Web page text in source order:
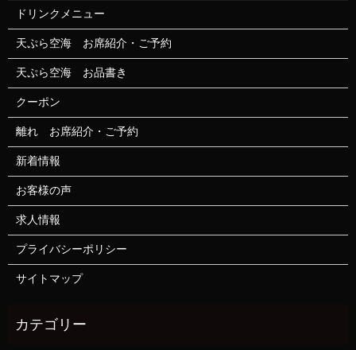
ドリンクメニュー
天ぷら空海 お席紹介・ご予約
天ぷら空海 お品書き
クーポン
離れ お席紹介・ご予約
新着情報
お客様の声
求人情報
プライバシーポリシー
サイトマップ